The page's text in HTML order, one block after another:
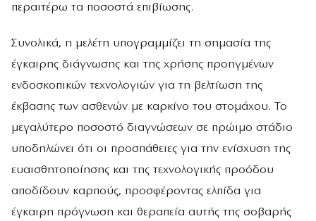
περαιτέρω τα ποσοστά επιβίωσης.
Συνολικά, η μελέτη υπογραμμίζει τη σημασία της
έγκαιρης διάγνωσης και της χρήσης προηγμένων
ενδοσκοπικών τεχνολογιών για τη βελτίωση της
έκβασης των ασθενών με καρκίνο του στομάχου. Το
μεγαλύτερο ποσοστό διαγνώσεων σε πρώιμο στάδιο
υποδηλώνει ότι οι προσπάθειες για την ενίσχυση της
ευαισθητοποίησης και της τεχνολογικής προόδου
αποδίδουν καρπούς, προσφέροντας ελπίδα για
έγκαιρη πρόγνωση και θεραπεία αυτής της σοβαρής